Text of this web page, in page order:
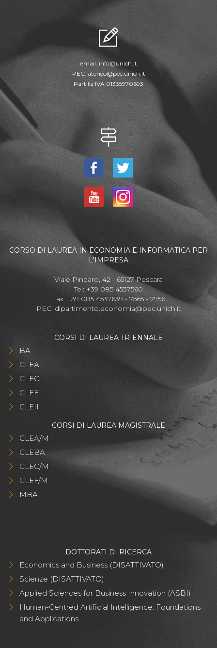
email: info@unich.it
PEC: ateneo@pec.unich.it
Partita IVA 01335970693
CORSO DI LAUREA IN ECONOMIA E INFORMATICA PER
L'IMPRESA
Viale Pindaro, 42 - 65127 Pescara
Tel: +39 085 4537560
Fax: +39 085 4537639 - 7565 - 7956
PEC: dipartimento.economia@pec.unich.it
CORSI DI LAUREA TRIENNALE
BA
CLEA
CLEC
CLEF
CLEII
CORSI DI LAUREA MAGISTRALE
CLEA/M
CLEBA
CLEC/M
CLEF/M
MBA
DOTTORATI DI RICERCA
Economics and Business (DISATTIVATO)
Scienze (DISATTIVATO)
Applied Sciences for Business Innovation (ASBI)
Human-Centred Artificial Intelligence: Foundations
and Applications